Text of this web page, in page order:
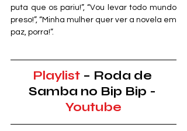
puta que os pariu!”, “Vou levar todo mundo
preso!”, “Minha mulher quer ver a novela em
paz, porra!”.
Playlist – Roda de
Samba no Bip Bip -
Youtube